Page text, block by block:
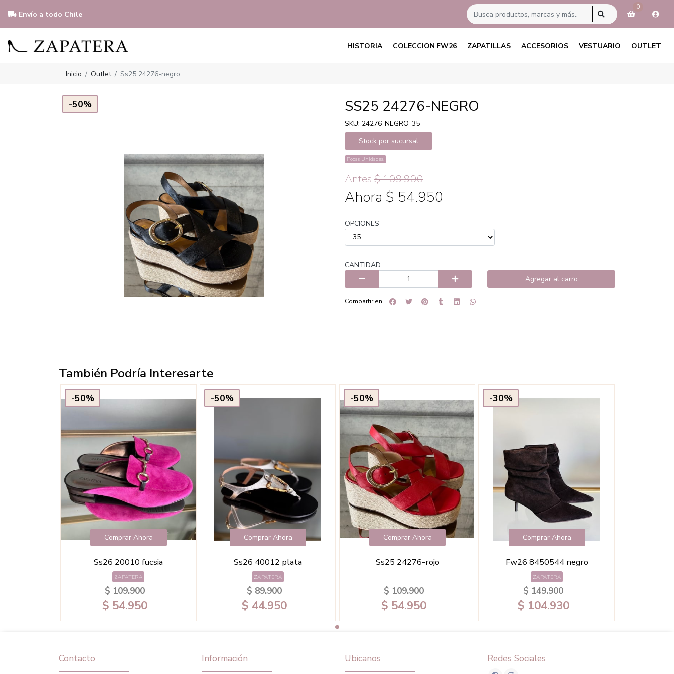
Envío a todo Chile
0
HISTORIA COLECCION FW26 ZAPATILLAS ACCESORIOS VESTUARIO OUTLET
Inicio Outlet Ss25 24276-negro
-50% SS25 24276-NEGRO
SKU: 24276-NEGRO-35
Stock por sucursal
Pocas Unidades.
Antes $ 109.900
Ahora $ 54.950
OPCIONES
CANTIDAD
Agregar al carro
Compartir en:
También Podría Interesarte
-50%
Comprar Ahora
Ss26 20010 fucsia
ZAPATERA
$ 109.900
$ 54.950
-50%
Comprar Ahora
Ss26 40012 plata
ZAPATERA
$ 89.900
$ 44.950
-50%
Comprar Ahora
Ss25 24276-rojo
$ 109.900
$ 54.950
-30%
Comprar Ahora
Fw26 8450544 negro
ZAPATERA
$ 149.900
$ 104.930
Contacto Información Ubicanos Redes Sociales